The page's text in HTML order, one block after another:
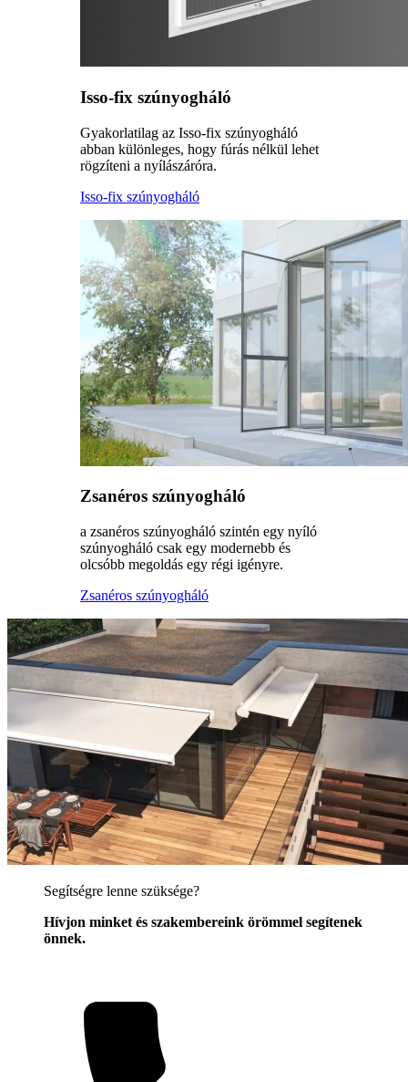
Isso-fix szúnyogháló
Gyakorlatilag az Isso-fix szúnyogháló
abban különleges, hogy fúrás nélkül lehet
rögzíteni a nyílászáróra.
Isso-fix szúnyogháló
Zsanéros szúnyogháló
a zsanéros szúnyogháló szintén egy nyíló
szúnyogháló csak egy modernebb és
olcsóbb megoldás egy régi igényre.
Zsanéros szúnyogháló
Segítségre lenne szüksége?
Hívjon minket és szakembereink örömmel segítenek
önnek.